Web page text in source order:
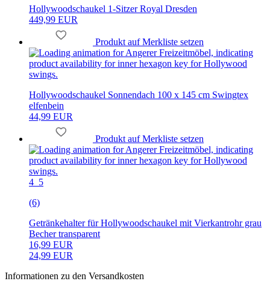
Hollywoodschaukel 1-Sitzer Royal Dresden
449,99 EUR
Produkt auf Merkliste setzen
Hollywoodschaukel Sonnendach 100 x 145 cm Swingtex
elfenbein
44,99 EUR
Produkt auf Merkliste setzen
4_5
(6)
Getränkehalter für Hollywoodschaukel mit Vierkantrohr grau
Becher transparent
16,99 EUR
24,99 EUR
Informationen zu den Versandkosten